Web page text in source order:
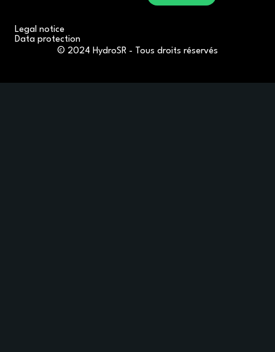
Legal notice
Data protection
© 2024 HydroSR - Tous droits réservés